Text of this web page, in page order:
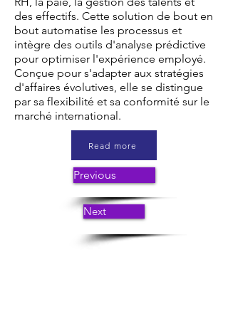
des effectifs. Cette solution de bout en
bout automatise les processus et
intègre des outils d'analyse prédictive
pour optimiser l'expérience employé.
Conçue pour s'adapter aux stratégies
d'affaires évolutives, elle se distingue
par sa flexibilité et sa conformité sur le
marché international.
Read more
Previous
Next